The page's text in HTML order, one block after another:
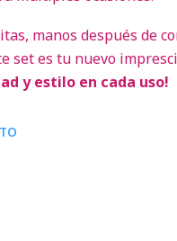
manos después de
set es tu nuevo
y estilo en cada uso!